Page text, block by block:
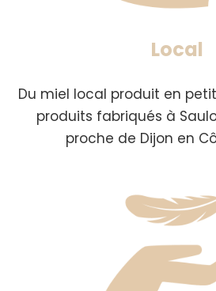
Local
Du miel local produit en
produits fabriqués à
proche de Dijon en